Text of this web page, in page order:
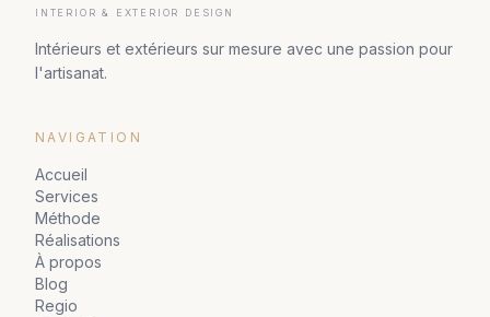
INTERIOR & EXTERIOR DESIGN
Intérieurs et extérieurs sur mesure avec une passion pour
l'artisanat.
NAVIGATION
Accueil
Services
Méthode
Réalisations
À propos
Blog
Regio